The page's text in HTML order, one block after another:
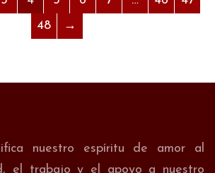
48
→
nuestro espíritu de amor al
el trabajo y el apoyo a nuestro